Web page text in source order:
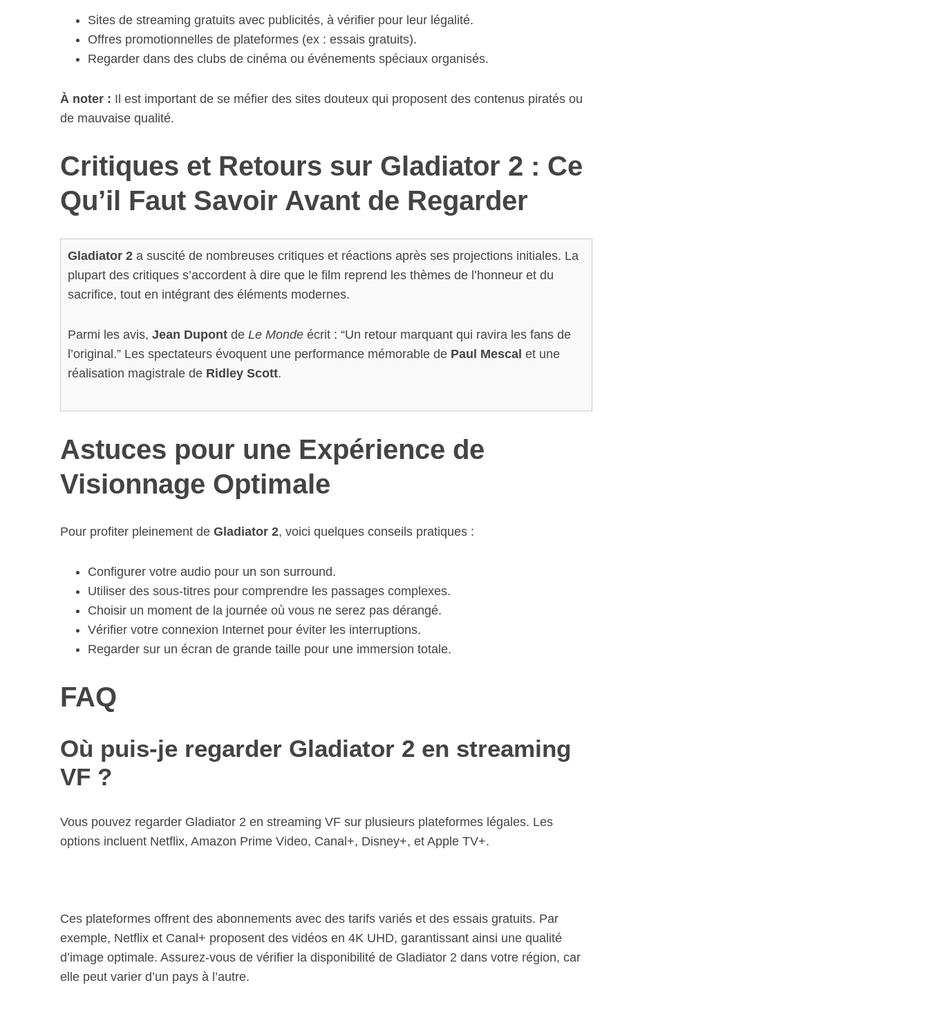
Sites de streaming gratuits avec publicités, à vérifier pour leur légalité.
Offres promotionnelles de plateformes (ex : essais gratuits).
Regarder dans des clubs de cinéma ou événements spéciaux organisés.
À noter : Il est important de se méfier des sites douteux qui proposent des contenus piratés ou
de mauvaise qualité.
Critiques et Retours sur Gladiator 2 : Ce
Qu’il Faut Savoir Avant de Regarder
Gladiator 2 a suscité de nombreuses critiques et réactions après ses projections initiales. La
plupart des critiques s’accordent à dire que le film reprend les thèmes de l’honneur et du
sacrifice, tout en intégrant des éléments modernes.
Parmi les avis, Jean Dupont de Le Monde écrit : “Un retour marquant qui ravira les fans de
l’original.” Les spectateurs évoquent une performance mémorable de Paul Mescal et une
réalisation magistrale de Ridley Scott.
Astuces pour une Expérience de
Visionnage Optimale
Pour profiter pleinement de Gladiator 2, voici quelques conseils pratiques :
Configurer votre audio pour un son surround.
Utiliser des sous-titres pour comprendre les passages complexes.
Choisir un moment de la journée où vous ne serez pas dérangé.
Vérifier votre connexion Internet pour éviter les interruptions.
Regarder sur un écran de grande taille pour une immersion totale.
FAQ
Où puis-je regarder Gladiator 2 en streaming
VF ?
Vous pouvez regarder Gladiator 2 en streaming VF sur plusieurs plateformes légales. Les
options incluent Netflix, Amazon Prime Video, Canal+, Disney+, et Apple TV+.
Ces plateformes offrent des abonnements avec des tarifs variés et des essais gratuits. Par
exemple, Netflix et Canal+ proposent des vidéos en 4K UHD, garantissant ainsi une qualité
d’image optimale. Assurez-vous de vérifier la disponibilité de Gladiator 2 dans votre région, car
elle peut varier d’un pays à l’autre.